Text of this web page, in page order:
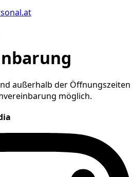
außerhalb der Öffnungszeiten
möglich.